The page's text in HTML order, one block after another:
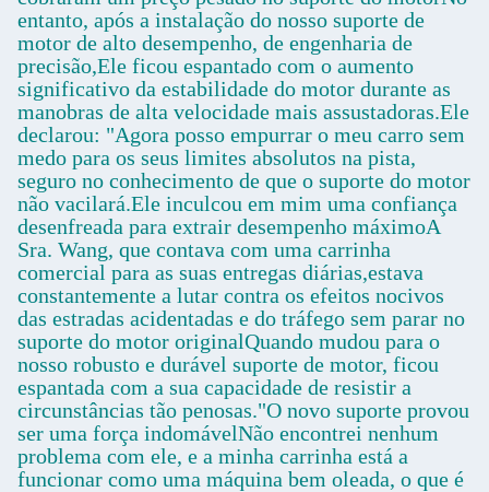
entanto, após a instalação do nosso suporte de
motor de alto desempenho, de engenharia de
precisão,Ele ficou espantado com o aumento
significativo da estabilidade do motor durante as
manobras de alta velocidade mais assustadoras.Ele
declarou: "Agora posso empurrar o meu carro sem
medo para os seus limites absolutos na pista,
seguro no conhecimento de que o suporte do motor
não vacilará.Ele inculcou em mim uma confiança
desenfreada para extrair desempenho máximoA
Sra. Wang, que contava com uma carrinha
comercial para as suas entregas diárias,estava
constantemente a lutar contra os efeitos nocivos
das estradas acidentadas e do tráfego sem parar no
suporte do motor originalQuando mudou para o
nosso robusto e durável suporte de motor, ficou
espantada com a sua capacidade de resistir a
circunstâncias tão penosas."O novo suporte provou
ser uma força indomávelNão encontrei nenhum
problema com ele, e a minha carrinha está a
funcionar como uma máquina bem oleada, o que é